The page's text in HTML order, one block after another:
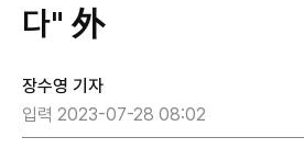
다" 外
장수영 기자
입력 2023-07-28 08:02